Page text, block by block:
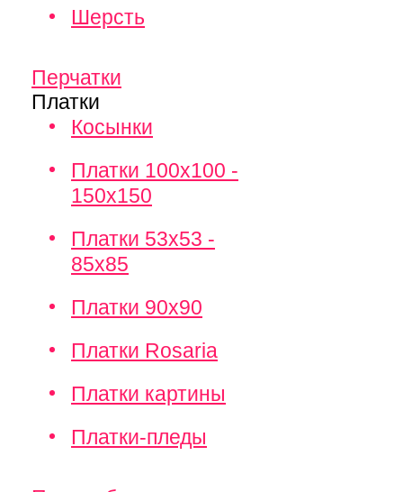
Шерсть
Перчатки
Платки
Косынки
Платки 100х100 -
150х150
Платки 53х53 -
85х85
Платки 90х90
Платки Rosaria
Платки картины
Платки-пледы